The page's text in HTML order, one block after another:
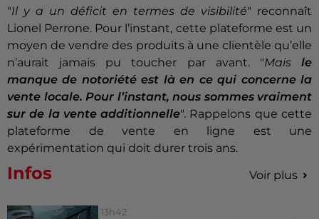
"Il y a un déficit en termes de visibilité" reconnaît
Lionel Perrone. Pour l’instant, cette plateforme est un
moyen de vendre des produits à une clientèle qu’elle
n’aurait jamais pu toucher par avant. "Maisle
manque de notoriété est là en ce qui concerne la
vente locale. Pour l’instant, nous sommes vraiment
sur de la vente additionnelle". Rappelons que cette
plateforme de vente en ligne est une
expérimentation qui doit durer trois ans.
Infos Voir plus
13h42